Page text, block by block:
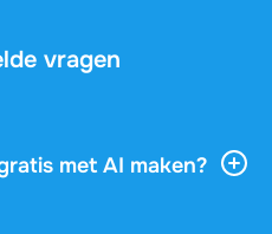
vragen
met AI maken?